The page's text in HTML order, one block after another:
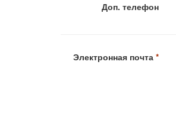
Доп. телефон
Электронная почта